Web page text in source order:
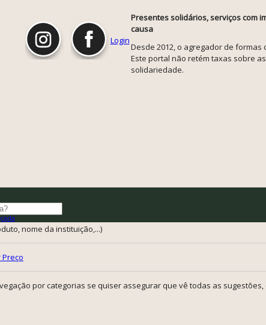
Login
Presentes solidários, serviços com
causa
Desde 2012, o agregador de
Este portal não retém taxas sobre
solidariedade.
nome da instituição,...)
por categorias se quiser assegurar que vê todas as